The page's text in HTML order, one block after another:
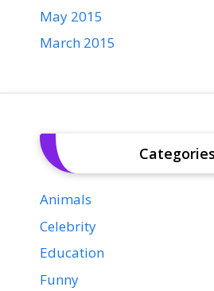
May 2015
March 2015
Categories
Animals
Celebrity
Education
Funny